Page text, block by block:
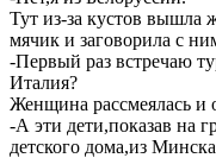
Тут из-за кустов
мячик и заговорила с
-Первый раз встречаю
Италия?
Женщина рассмеялась и
-А эти дети,показав на
детского дома,из